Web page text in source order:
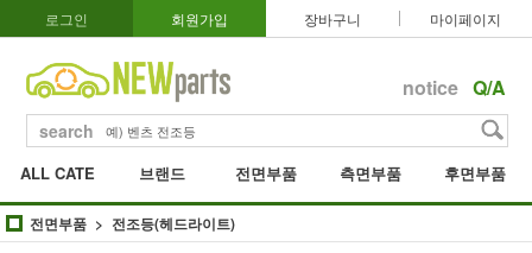
로그인 회원가입 장바구니 마이페이지
notice Q/A
search
ALL CATE 브랜드 전면부품 측면부품 후면부품
전면부품 전조등(헤드라이트)